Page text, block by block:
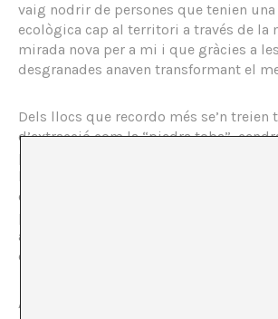
vaig nodrir de persones que tenien
ecològica cap al territori a través de la
mirada nova per a mi i que gràcies a
desgranades anaven transformant el
Dels llocs que recordo més se’n treien
d’extracció com la “piedra toba”,
petrificada de color verd molt suau i
l’argila del sud de Pichilemu d’un
contingut de minerals que produïa una
purpurina; i també materials
animal com la crinera de Rario cua de
d’angora de conills de pèl blanc.
Aquests processos extractivistes locals